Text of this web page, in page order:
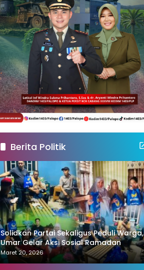
Berita Politik
Solidkan Partai Sekaligus Peduli Warga,
Umar Gelar Aksi Sosial Ramadan
Maret 20, 2026